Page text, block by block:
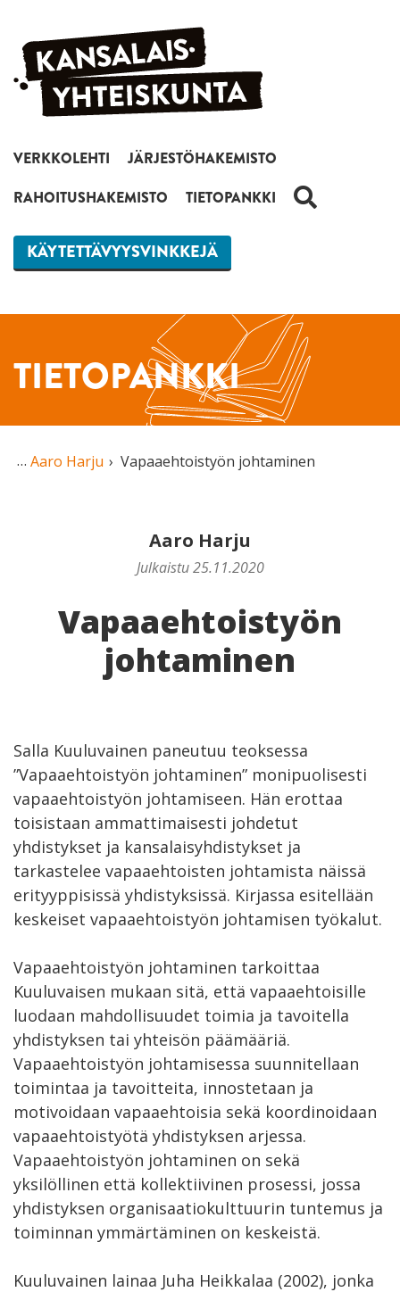
Siirry sisältöön
VERKKOLEHTI
JÄRJESTÖHAKEMISTO
RAHOITUSHAKEMISTO
TIETOPANKKI HAKU
KÄYTETTÄVYYSVINKKEJÄ
TIETOPANKKI
Aaro Harju Vapaaehtoistyön johtaminen
Aaro Harju
Julkaistu 25.11.2020
Vapaaehtoistyön
johtaminen
Salla Kuuluvainen paneutuu teoksessa
”Vapaaehtoistyön johtaminen” monipuolisesti
vapaaehtoistyön johtamiseen. Hän erottaa
toisistaan ammattimaisesti johdetut
yhdistykset ja kansalaisyhdistykset ja
tarkastelee vapaaehtoisten johtamista näissä
erityyppisissä yhdistyksissä. Kirjassa esitellään
keskeiset vapaaehtoistyön johtamisen työkalut.
Vapaaehtoistyön johtaminen tarkoittaa
Kuuluvaisen mukaan sitä, että vapaaehtoisille
luodaan mahdollisuudet toimia ja tavoitella
yhdistyksen tai yhteisön päämääriä.
Vapaaehtoistyön johtamisessa suunnitellaan
toimintaa ja tavoitteita, innostetaan ja
motivoidaan vapaaehtoisia sekä koordinoidaan
vapaaehtoistyötä yhdistyksen arjessa.
Vapaaehtoistyön johtaminen on sekä
yksilöllinen että kollektiivinen prosessi, jossa
yhdistyksen organisaatiokulttuurin tuntemus ja
toiminnan ymmärtäminen on keskeistä.
Kuuluvainen lainaa Juha Heikkalaa (2002), jonka